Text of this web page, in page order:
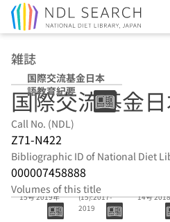
雑誌
国際交流基金日本
語教育紀要
国際交流基金
Call No. (NDL)
Z71-N422
Bibliographic ID of National Diet
000007458888
Volumes of this title
15号 2019年
(13)-
(15):2017-
2019
14号